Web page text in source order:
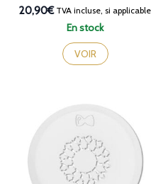
En stock
20,90€TVA incluse, si applicable
VOIR